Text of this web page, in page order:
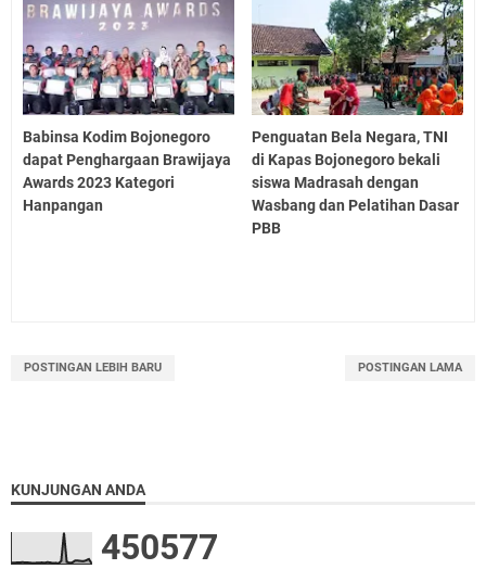
Babinsa Kodim Bojonegoro
dapat Penghargaan Brawijaya
Awards 2023 Kategori
Hanpangan
Penguatan Bela Negara, TNI
di Kapas Bojonegoro bekali
siswa Madrasah dengan
Wasbang dan Pelatihan Dasar
PBB
POSTINGAN LEBIH BARU POSTINGAN LAMA
KUNJUNGAN ANDA
450577